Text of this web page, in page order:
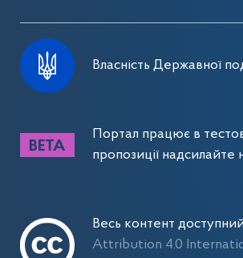
Власність Державної
Портал працює в
пропозиції надсилайте
Весь контент
Attribution 4.0